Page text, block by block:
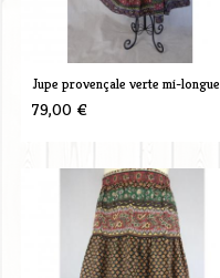
Jupe provençale verte mi-longue
79,00 €